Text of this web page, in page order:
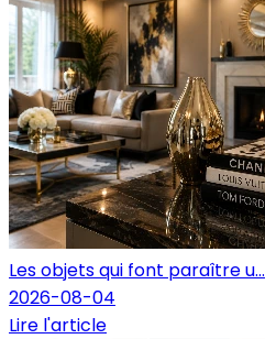
Les objets qui font paraître u...
2026-08-04
Lire l'article